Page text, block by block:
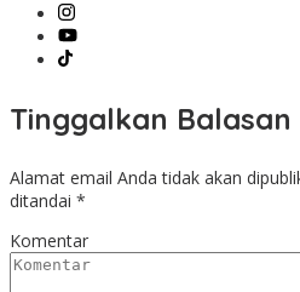
Tinggalkan Balasan
Alamat email Anda tidak akan
ditandai *
Komentar